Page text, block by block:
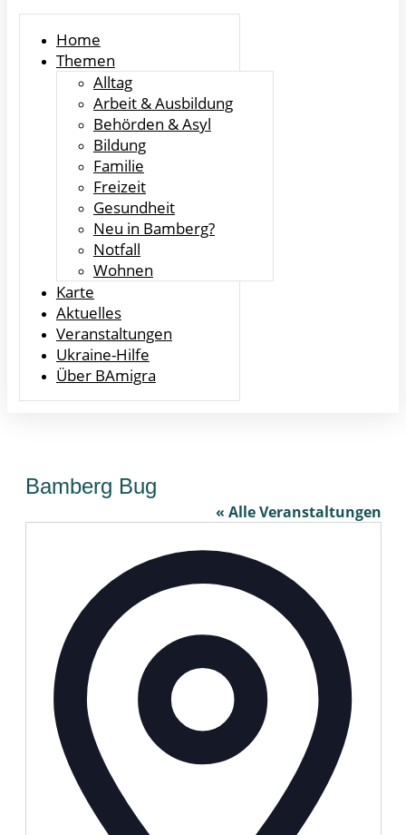
Home
Themen
Alltag
Arbeit & Ausbildung
Behörden & Asyl
Bildung
Familie
Freizeit
Gesundheit
Neu in Bamberg?
Notfall
Wohnen
Karte
Aktuelles
Veranstaltungen
Ukraine-Hilfe
Über BAmigra
Bamberg Bug
« Alle Veranstaltungen